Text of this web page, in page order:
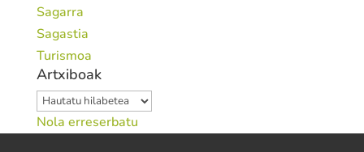
Sagarra
Sagastia
Turismoa
Artxiboak
Artxiboak
Nola erreserbatu